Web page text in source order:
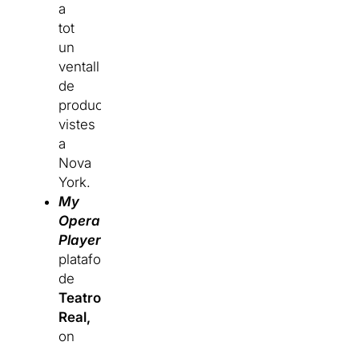
a
tot
un
ventall
de
produccions
vistes
a
Nova
York.
My
Opera
Player:
plataforma
de
Teatro
Real,
on